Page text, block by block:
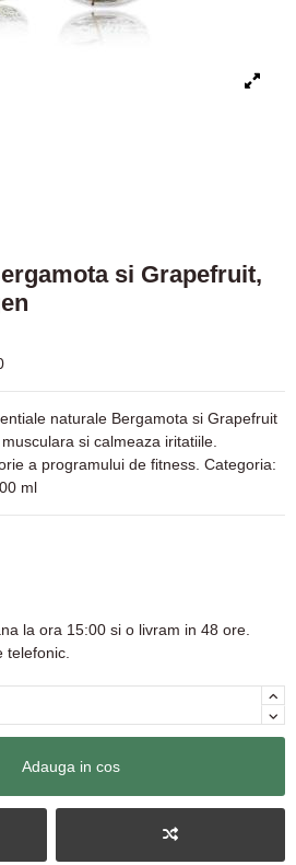
si Grapefruit,
naturale Bergamota si Grapefruit
si calmeaza iritatiile.
a programului de fitness. Categoria:
ml
la ora 15:00 si o livram in 48 ore.
telefonic.
Adauga in cos